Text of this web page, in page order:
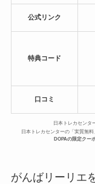
公式リンク
特典コード
口コミ
日本トレカセンタ
日本トレカセンターの「実質無
DOPAの限定クー
がんばリーリエ